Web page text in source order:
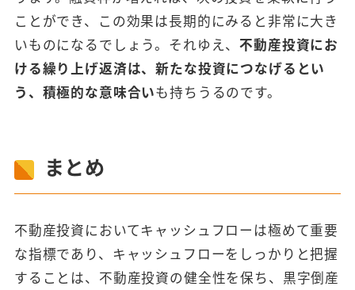
ことができ、この効果は長期的にみると非常に大き
いものになるでしょう。それゆえ、不動産投資にお
ける繰り上げ返済は、新たな投資につなげるとい
う、積極的な意味合いも持ちうるのです。
まとめ
不動産投資においてキャッシュフローは極めて重要
な指標であり、キャッシュフローをしっかりと把握
することは、不動産投資の健全性を保ち、黒字倒産